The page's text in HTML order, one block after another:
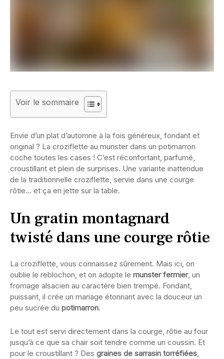
Voir le sommaire
Envie d’un plat d’automne à la fois généreux, fondant et
original ? La croziflette au munster dans un potimarron
coche toutes les cases ! C’est réconfortant, parfumé,
croustillant et plein de surprises. Une variante inattendue
de la traditionnelle croziflette, servie dans une courge
rôtie… et ça en jette sur la table.
Un gratin montagnard
twisté dans une courge rôtie
La croziflette, vous connaissez sûrement. Mais ici, on
oublie le reblochon, et on adopte le munster fermier, un
fromage alsacien au caractère bien trempé. Fondant,
puissant, il crée un mariage étonnant avec la douceur un
peu sucrée du potimarron.
Le tout est servi directement dans la courge, rôtie au four
jusqu’à ce que sa chair soit tendre comme un coussin. Et
pour le croustillant ? Des graines de sarrasin torréfiées,